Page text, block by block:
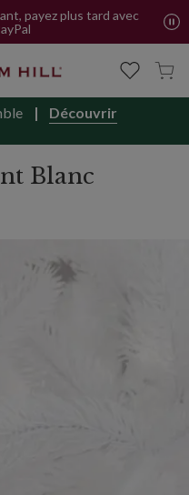
payez plus tard avec
Découvrir
Blanc